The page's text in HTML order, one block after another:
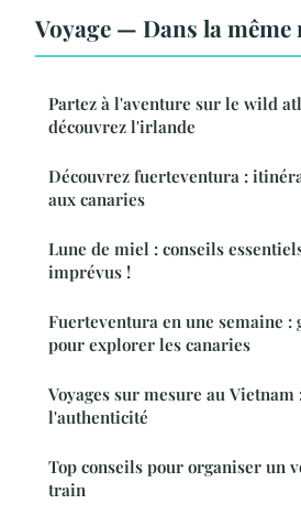
Voyage — Dans la
Partez à l'aventure sur le wild
découvrez l'irlande
Découvrez fuerteventura :
aux canaries
Lune de miel : conseils
imprévus !
Fuerteventura en une semaine :
pour explorer les canaries
Voyages sur mesure au Vietnam
l'authenticité
Top conseils pour organiser un
train